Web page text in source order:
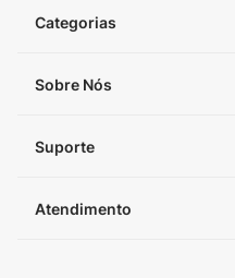
Categorias
Sobre Nós
Suporte
Atendimento